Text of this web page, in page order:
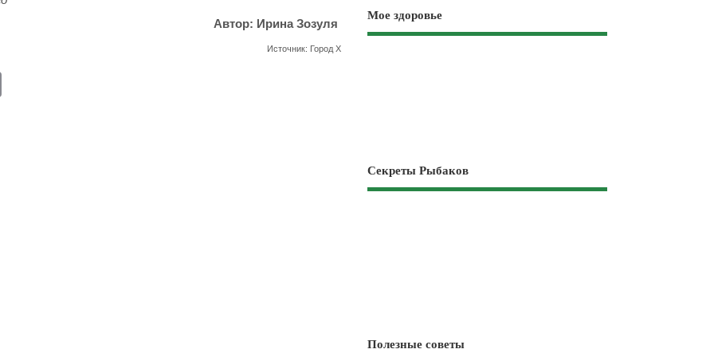
Автор: Ирина Зозуля
Источник: Город Х
Мое здоровье
Секреты Рыбаков
Полезные советы